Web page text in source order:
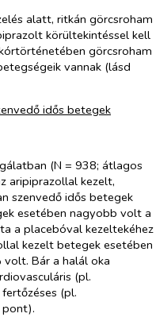
alatt, ritkán görcsroham
körültekintéssel kell
görcsroham
vannak (lásd
idős betegek
(N = 938; átlagos
aripiprazollal kezelt,
szenvedő idős betegek
esetében nagyobb volt a
a placebóval kezeltekéhez
kezelt betegek esetében
Bár a halál oka
(pl.
(pl.